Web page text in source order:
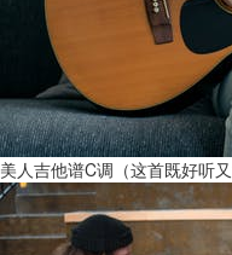
美人吉他谱C调（这首既好听